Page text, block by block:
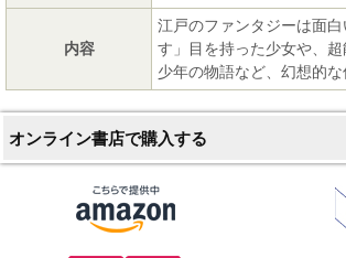
内容
江戸のファンタジーは面
す」目を持った少女や、
少年の物語など、幻想的な
オンライン書店で購入する